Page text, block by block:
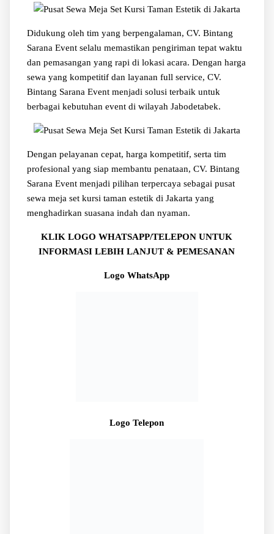
Didukung oleh tim yang berpengalaman, CV. Bintang
Sarana Event selalu memastikan pengiriman tepat waktu
dan pemasangan yang rapi di lokasi acara. Dengan harga
sewa yang kompetitif dan layanan full service, CV.
Bintang Sarana Event menjadi solusi terbaik untuk
berbagai kebutuhan event di wilayah Jabodetabek.
Dengan pelayanan cepat, harga kompetitif, serta tim
profesional yang siap membantu penataan, CV. Bintang
Sarana Event menjadi pilihan terpercaya sebagai pusat
sewa meja set kursi taman estetik di Jakarta yang
menghadirkan suasana indah dan nyaman.
KLIK LOGO WHATSAPP/TELEPON UNTUK
INFORMASI LEBIH LANJUT & PEMESANAN
Logo WhatsApp
Logo Telepon